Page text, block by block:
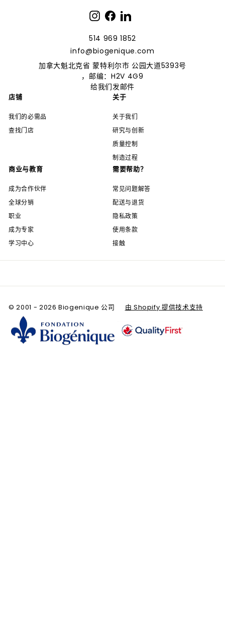
Instagram
Facebook
LinkedIn
514 969 1852
info@biogenique.com
加拿大魁北克省 蒙特利尔市 公园大道5393号
，邮编：H2V 4G9
给我们发邮件
店铺
我们的必需品
查找门店
关于
关于我们
研究与创新
质量控制
制造过程
商业与教育
成为合作伙伴
全球分销
职业
成为专家
学习中心
需要帮助？
常见问题解答
配送与退货
隐私政策
使用条款
接触
© 2001 - 2026 Biogenique 公司 由 Shopify 提供技术支持